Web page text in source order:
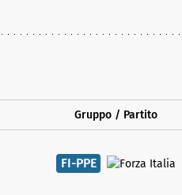
Gruppo / Partito
FI-PPE